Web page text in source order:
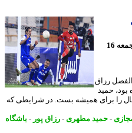
24 ساعت پیش - جمعه 16
رزاق
حمید
را برای همیشه بست. در شرایطی که
- حمید مطهری- رزاق پور-باشگاه